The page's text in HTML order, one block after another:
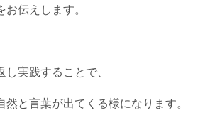
伝えします。
し実践することで、
然と言葉が出てくる様になります。